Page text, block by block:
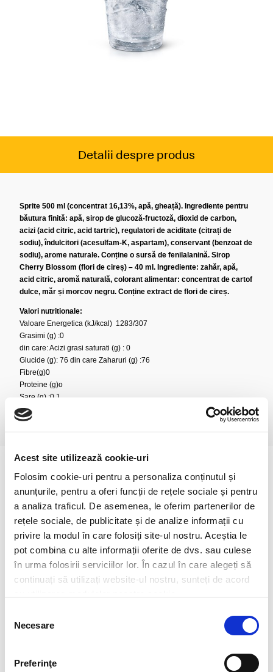
Acest site utilizează cookie-uri
Folosim cookie-uri pentru a personaliza conținutul și
anunțurile, pentru a oferi funcții de rețele sociale și pentru
a analiza traficul. De asemenea, le oferim partenerilor de
rețele sociale, de publicitate și de analize informații cu
privire la modul în care folosiți site-ul nostru. Aceștia le
pot combina cu alte informații oferite de dvs. sau culese
în urma folosirii serviciilor lor. În cazul în care alegeți să
continuați să utilizați website-ul nostru, sunteți de acord
consimțământului
Necesare
Preferinţe
Detalii despre produs
Sprite 500 ml (concentrat 16,13%, apă, gheață). Ingrediente pentru
băutura finită: apă, sirop de glucoză-fructoză, dioxid de carbon,
acizi (acid citric, acid tartric), regulatori de aciditate (citrați de
sodiu), îndulcitori (acesulfam-K, aspartam), conservant (benzoat de
sodiu), arome naturale. Conține o sursă de fenilalanină. Sirop
Cherry Blossom (flori de cireș) – 40 ml. Ingrediente: zahăr, apă,
acid citric, aromă naturală, colorant alimentar: concentrat de cartof
dulce, măr și morcov negru. Conține extract de flori de cireș.
Valori nutritionale:
Valoare Energetica (kJ/kcal) 1283/307
Grasimi (g) :0
din care: Acizi grasi saturati (g) : 0
Glucide (g): 76 din care Zaharuri (g) :76
Fibre(g)0
Proteine (g)o
Sare (g) :0.1
Ursus Cooler Sprite & Mango